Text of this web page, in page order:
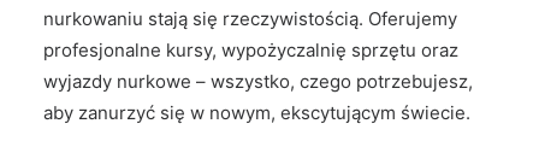
nurkowaniu stają się rzeczywistością. Oferujemy
profesjonalne kursy, wypożyczalnię sprzętu oraz
wyjazdy nurkowe – wszystko, czego potrzebujesz,
aby zanurzyć się w nowym, ekscytującym świecie.